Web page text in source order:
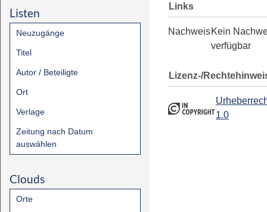
Listen
Neuzugänge
Titel
Autor / Beteiligte
Ort
Verlage
Zeitung nach Datum
auswählen
Clouds
Orte
Links
NachweisKein
verfügbar
Lizenz-/
1.0